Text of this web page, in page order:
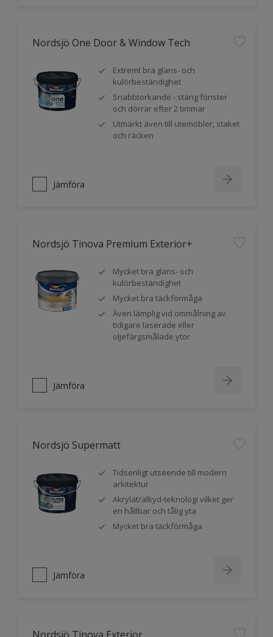
Nordsjö One Door & Window Tech
Extremt bra glans- och
kulörbeständighet
Snabbtorkande - stäng fönster
och dörrar efter 2 timmar
Utmärkt även till utemöbler, staket
och räcken
Jämföra
Nordsjö Tinova Premium Exterior+
Mycket bra glans- och
kulörbeständighet
Mycket bra täckförmåga
Även lämplig vid ommålning av
tidigare laserade eller
oljefärgsmålade ytor
Jämföra
Nordsjö Supermatt
Tidsenligt utseende till modern
arkitektur
Akrylat/alkyd-teknologi vilket ger
en hållbar och tålig yta
Mycket bra täckförmåga
Jämföra